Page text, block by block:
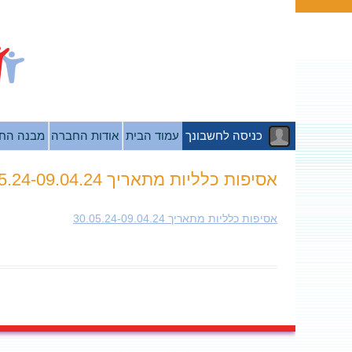
כניסה לחשבונך עמוד הבית אודות החברה מבנה
אסיפות כלליות מתאריך 30.05.24-09.04.24
אסיפות כלליות מתאריך 30.05.24-09.04.24